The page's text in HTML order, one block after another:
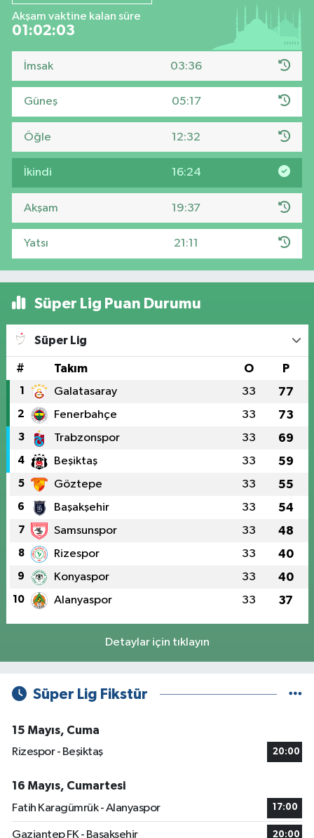
Akşam vaktine kalan süre
01:02:02
İmsak 03:36
Güneş 05:17
Öğle 12:32
İkindi 16:24
Akşam 19:37
Yatsı 21:11
Süper Lig Puan Durumu
Süper Lig
# Takım O P
1 Galatasaray 33 77
2 Fenerbahçe 33 73
3 Trabzonspor 33 69
4 Beşiktaş 33 59
5 Göztepe 33 55
6 Başakşehir 33 54
7 Samsunspor 33 48
8 Rizespor 33 40
9 Konyaspor 33 40
10 Alanyaspor 33 37
Detaylar için tıklayın
Süper Lig Fikstür
15 Mayıs, Cuma
Rizespor - Beşiktaş
20:00
16 Mayıs, Cumartesi
Fatih Karagümrük - Alanyaspor
17:00
Gaziantep FK - Başakşehir 20:00